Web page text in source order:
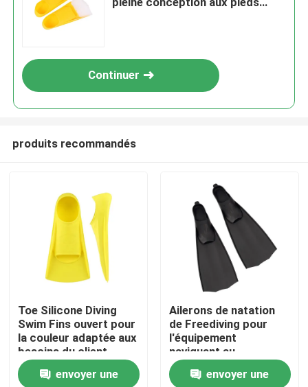
Maison
Continuer
produits recommandés
Toe Silicone Diving
Swim Fins ouvert pour
la couleur adaptée aux
besoins du client
naviguante au
schnorchelenvoyer une
Ailerons de natation
de Freediving pour
l'équipement
naviguant au
schnorchel de silicone
de scaphandre
envoyer une